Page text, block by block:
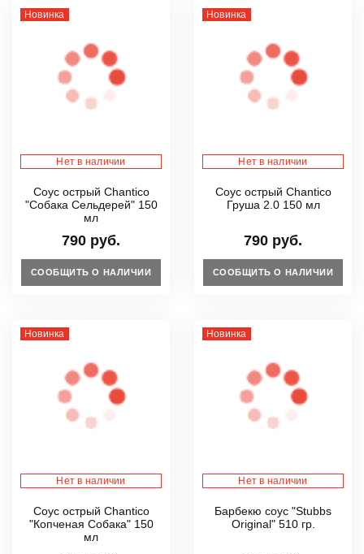
Новинка
Нет в наличии
Соус острый Chantico
"Собака Сельдерей" 150
мл
790 руб.
СООБЩИТЬ О НАЛИЧИИ
Новинка
Нет в наличии
Соус острый Chantico
Груша 2.0 150 мл
790 руб.
СООБЩИТЬ О НАЛИЧИИ
Новинка
Нет в наличии
Соус острый Chantico
"Копченая Собака" 150
мл
Новинка
Нет в наличии
Барбекю соус "Stubbs
Original" 510 гр.